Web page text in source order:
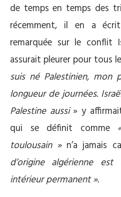
de temps en temps des
récemment, il en a
remarquée sur le conflit
assurait pleurer pour tous
suis né Palestinien, mon
longueur de journées.
Palestine aussi» y
qui se définit comme
toulousain » n’a jamais
d’origine algérienne
intérieur permanent ».